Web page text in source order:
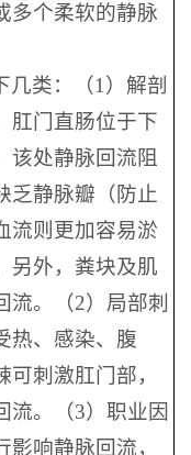
多个柔软的静脉
几类：（1）解剖
肛门直肠位于下
该处静脉回流阻
乏静脉瓣（防止
流则更加容易淤
另外，粪块及肌
流。（2）局部刺
热、感染、腹
刺激肛门部，
流。（3）职业因
响静脉回流，